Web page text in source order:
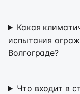
Какая
испытания
Волгограде?
Что входит в